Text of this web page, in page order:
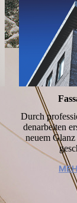
Durch
den­ar­beiten
neuem